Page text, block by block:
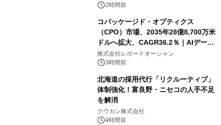
2時間前
コパッケージド・オプティクス
（CPO）市場、2035年28億8,700万米
ドルへ拡大、CAGR36.2％｜AIデータ
センター・高速光通信需要が成長を加
速
株式会社レポートオーシャン
3時間前
北海道の採用代行「リクルーティブ」
体制強化！富良野・ニセコの人手不足
を解消
クウカン株式会社
4時間前